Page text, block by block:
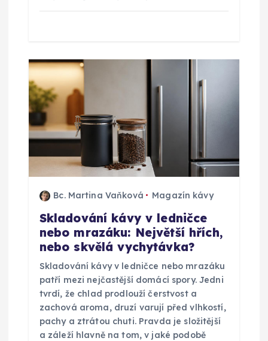
Bc. Martina Vaňková Magazín kávy
Skladování kávy v ledničce
nebo mrazáku: Největší hřích,
nebo skvělá vychytávka?
Skladování kávy v ledničce nebo mrazáku
patří mezi nejčastější domácí spory. Jedni
tvrdí, že chlad prodlouží čerstvost a
zachová aroma, druzí varují před vlhkostí,
pachy a ztrátou chuti. Pravda je složitější
a záleží hlavně na tom, v jaké podobě